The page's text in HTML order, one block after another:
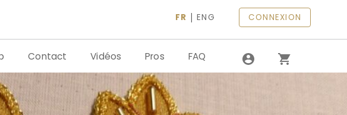
FR |ENG CONNEXION
Contact Vidéos Pros FAQ